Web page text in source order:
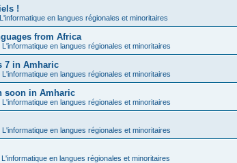
!
L'informatique en langues régionales et minoritaires
from Africa
L'informatique en langues régionales et minoritaires
7 in Amharic
L'informatique en langues régionales et minoritaires
soon in Amharic
L'informatique en langues régionales et minoritaires
L'informatique en langues régionales et minoritaires
L'informatique en langues régionales et minoritaires